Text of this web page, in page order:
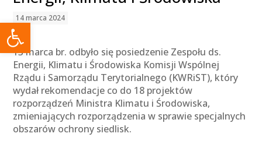
Otwórz pasek narzędzi
14 marca 2024
13 marca br. odbyło się posiedzenie Zespołu ds.
Energii, Klimatu i Środowiska Komisji Wspólnej
Rządu i Samorządu Terytorialnego (KWRiST), który
wydał rekomendacje co do 18 projektów
rozporządzeń Ministra Klimatu i Środowiska,
zmieniających rozporządzenia w sprawie specjalnych
obszarów ochrony siedlisk.